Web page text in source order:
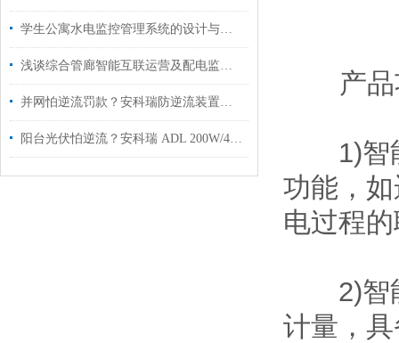
学生公寓水电监控管理系统的设计与应用
浅谈综合管廊智能互联运营及配电监控系统研究
并网怕逆流罚款？安科瑞防逆流装置全场景一站式解决
阳台光伏怕逆流？安科瑞 ADL 200W/400W电表，户用光储合规省电费的核心！
产品
1)智能
功能，
电过程
2)智能
计量，